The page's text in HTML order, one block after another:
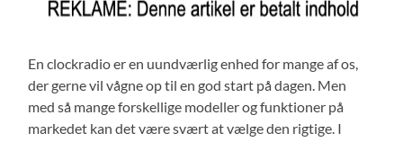
En clockradio er en uundværlig enhed for mange af os,
der gerne vil vågne op til en god start på dagen. Men
med så mange forskellige modeller og funktioner på
markedet kan det være svært at vælge den rigtige. I